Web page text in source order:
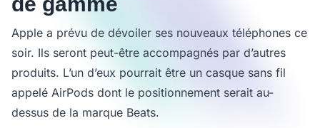
Apple a prévu de dévoiler ses nouveaux téléphones ce
soir. Ils seront peut-être accompagnés par d’autres
produits. L’un d’eux pourrait être un casque sans fil
appelé AirPods dont le positionnement serait au-
dessus de la marque Beats.